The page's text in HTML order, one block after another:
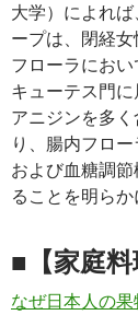
大学）によれ
ープは、閉経
フローラにお
キューテス門
アニジンを多
り、腸内フロ
および血糖調
ることを明らか
■【家庭
なぜ日本人の